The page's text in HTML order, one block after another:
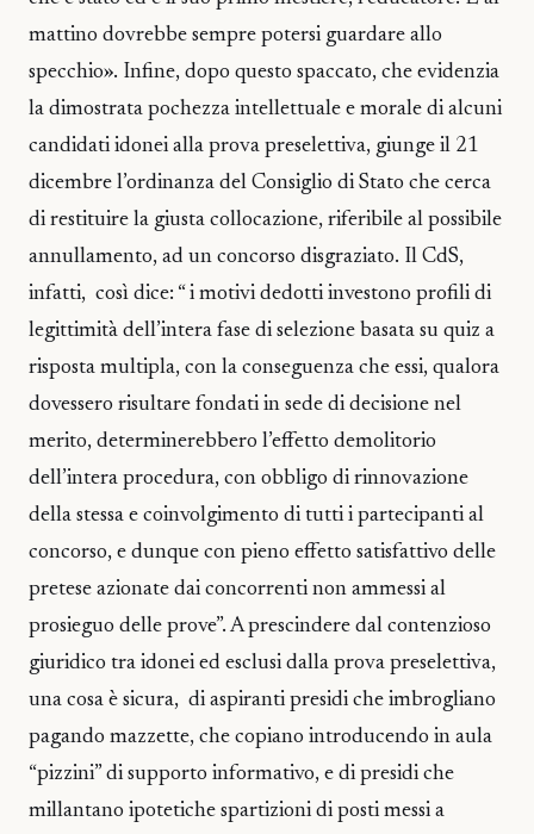
mattino dovrebbe sempre potersi guardare allo
specchio». Infine, dopo questo spaccato, che evidenzia
la dimostrata pochezza intellettuale e morale di alcuni
candidati idonei alla prova preselettiva, giunge il 21
dicembre l’ordinanza del Consiglio di Stato che cerca
di restituire la giusta collocazione, riferibile al possibile
annullamento, ad un concorso disgraziato. Il CdS,
infatti, così dice: “ i motivi dedotti investono profili di
legittimità dell’intera fase di selezione basata su quiz a
risposta multipla, con la conseguenza che essi, qualora
dovessero risultare fondati in sede di decisione nel
merito, determinerebbero l’effetto demolitorio
dell’intera procedura, con obbligo di rinnovazione
della stessa e coinvolgimento di tutti i partecipanti al
concorso, e dunque con pieno effetto satisfattivo delle
pretese azionate dai concorrenti non ammessi al
prosieguo delle prove”. A prescindere dal contenzioso
giuridico tra idonei ed esclusi dalla prova preselettiva,
una cosa è sicura, di aspiranti presidi che imbrogliano
pagando mazzette, che copiano introducendo in aula
“pizzini” di supporto informativo, e di presidi che
millantano ipotetiche spartizioni di posti messi a